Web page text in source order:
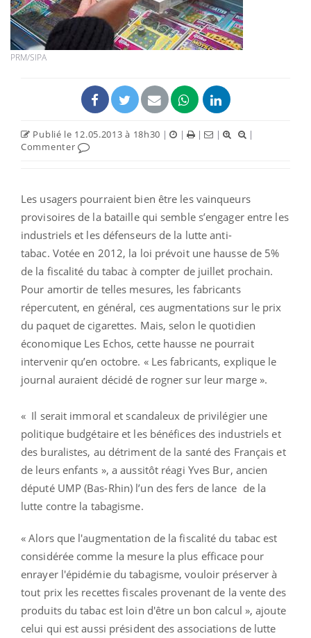
PRM/SIPA
Publié le 12.05.2013 à 18h30 | | | |
|
Commenter
Les usagers pourraient bien être les vainqueurs
provisoires de la bataille qui semble s’engager entre les
industriels et les défenseurs de la lutte anti-
tabac. Votée en 2012, la loi prévoit une hausse de 5%
de la fiscalité du tabac à compter de juillet prochain.
Pour amortir de telles mesures, les fabricants
répercutent, en général, ces augmentations sur le prix
du paquet de cigarettes. Mais, selon le quotidien
économique Les Echos, cette hausse ne pourrait
intervenir qu’en octobre. « Les fabricants, explique le
journal auraient décidé de rogner sur leur marge ».
« Il serait immoral et scandaleux de privilégier une
politique budgétaire et les bénéfices des industriels et
des buralistes, au détriment de la santé des Français et
de leurs enfants », a aussitôt réagi Yves Bur, ancien
député UMP (Bas-Rhin) l’un des fers de lance de la
lutte contre la tabagisme.
« Alors que l'augmentation de la fiscalité du tabac est
considérée comme la mesure la plus efficace pour
enrayer l'épidémie du tabagisme, vouloir préserver à
tout prix les recettes fiscales provenant de la vente des
produits du tabac est loin d'être un bon calcul », ajoute
celui qui est aussi président des associations de lutte